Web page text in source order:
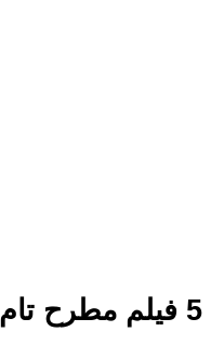
5 فیلم مطرح تام کروز